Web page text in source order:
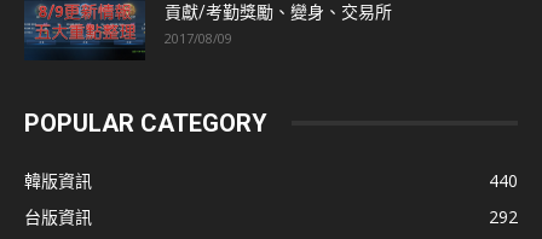
貢獻/考勤獎勵、變身、交易所
2017/08/09
POPULAR CATEGORY
韓版資訊
440
台版資訊
292